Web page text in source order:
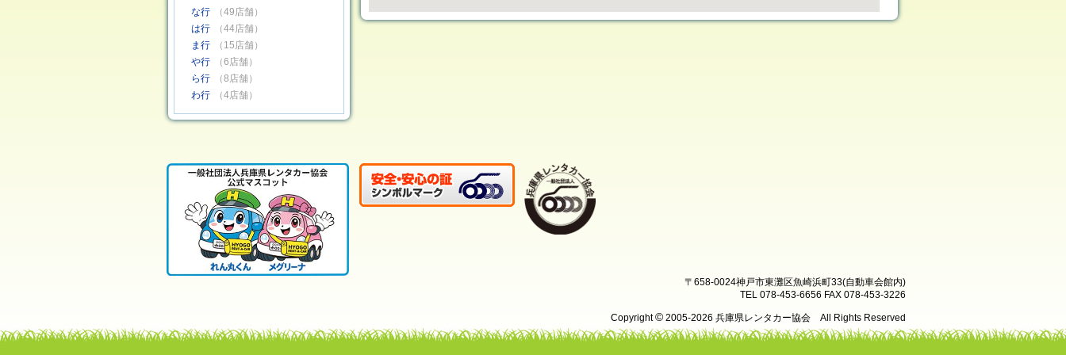
な行
（49店舗）
は行
（44店舗）
ま行
（15店舗）
や行
（6店舗）
ら行
（8店舗）
わ行
（4店舗）
〒658-0024神戸市東灘区魚崎浜町33(自動車会館内)
TEL 078-453-6656 FAX 078-453-3226
Copyright© 2005-2026 兵庫県レンタカー協会 All Rights Reserved